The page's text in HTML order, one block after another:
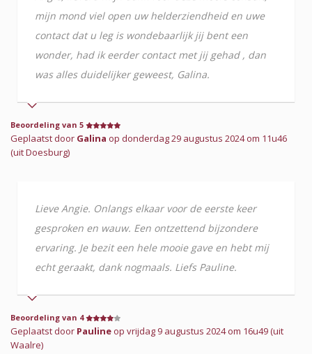
mijn mond viel open uw helderziendheid en uwe
contact dat u leg is wondebaarlijk jij bent een
wonder, had ik eerder contact met jij gehad , dan
was alles duidelijker geweest, Galina.
Beoordeling van 5
Geplaatst door Galina op donderdag 29 augustus 2024 om 11u46
(uit Doesburg)
Lieve Angie. Onlangs elkaar voor de eerste keer
gesproken en wauw. Een ontzettend bijzondere
ervaring. Je bezit een hele mooie gave en hebt mij
echt geraakt, dank nogmaals. Liefs Pauline.
Beoordeling van 4
Geplaatst door Paulineop vrijdag 9 augustus 2024 om 16u49 (uit
Waalre)